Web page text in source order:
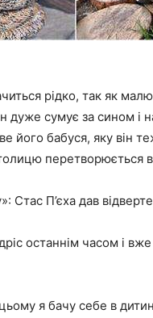
рідко, так як
дуже сумує за сином і
його бабуся, яку він
перетворюється
П’єха дав відверте
останнім часом і
я бачу себе в